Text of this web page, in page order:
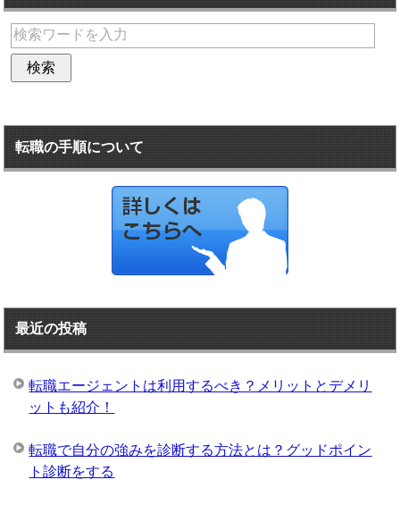
転職の手順について
最近の投稿
転職エージェントは利用するべき？メリットとデメリ
ットも紹介！
転職で自分の強みを診断する方法とは？グッドポイン
ト診断をする